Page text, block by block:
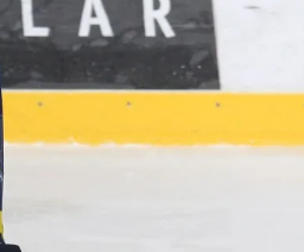
Moderní pětiboj
Motorsport